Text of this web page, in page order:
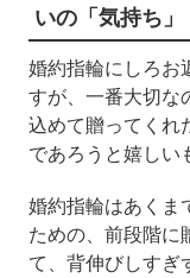
いの「気持ち」
婚約指輪にしろお
すが、一番大切な
込めて贈ってくれ
であろうと嬉しい
婚約指輪はあくま
ための、前段階に
て、背伸びしすぎ